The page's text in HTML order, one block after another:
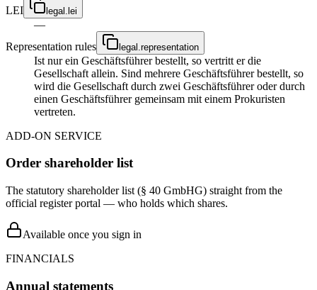
LEI
legal.lei
—
Representation rules
legal.representation
Ist nur ein Geschäftsführer bestellt, so vertritt er die
Gesellschaft allein. Sind mehrere Geschäftsführer bestellt, so
wird die Gesellschaft durch zwei Geschäftsführer oder durch
einen Geschäftsführer gemeinsam mit einem Prokuristen
vertreten.
ADD-ON SERVICE
Order shareholder list
The statutory shareholder list (§ 40 GmbHG) straight from the
official register portal — who holds which shares.
Available once you sign in
FINANCIALS
Annual statements